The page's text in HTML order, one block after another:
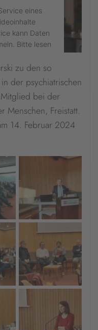
eines
kann Daten
Bitte lesen
zu, um dieses
&
zu den so
der psychiatrischen
bei der
Menschen, Freistatt.
14. Februar 2024